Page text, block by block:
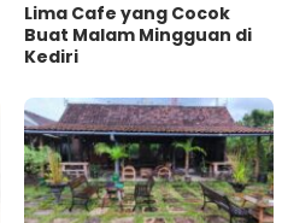
Lima Cafe yang Cocok
Buat Malam Mingguan di
Kediri